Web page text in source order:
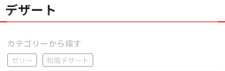
デザート
ゼリー 和風デザート